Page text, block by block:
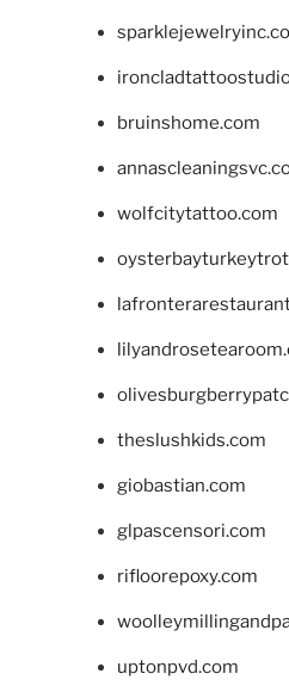
bruinshome.com
wolfcitytattoo.com
theslushkids.com
giobastian.com
glpascensori.com
rifloorepoxy.com
uptonpvd.com